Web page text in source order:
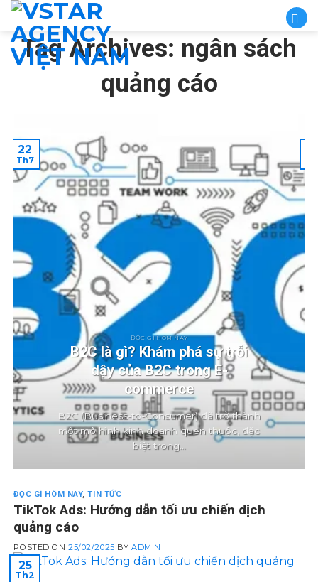
Skip
contentTag Archives: ngân sách
quảng cáo
ĐỌC GÌ HÔM NAY
B2C là gì? Khám phá sự trỗi
dậy của B2C trong E-
commerce
B2C (Business-to-Consumer) đã trở thành
một mô hình kinh doanh quen thuộc, đặc
biệt trong...
22
Th7
ĐỌC GÌ HÔM NAY,TIN TỨC
TikTok Ads: Hướng dẫn tối ưu chiến dịch
quảng cáo
POSTED ON25/02/2025 BY ADMIN
25
Th2